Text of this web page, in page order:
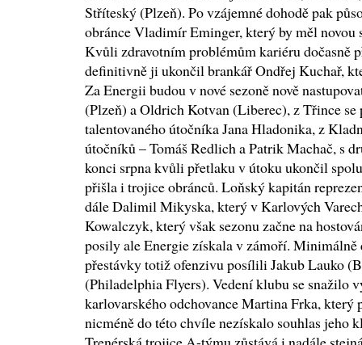
Stříteský (Plzeň). Po vzájemné dohodě pak
obránce Vladimír Eminger, který by měl novou
Kvůli zdravotním problémům kariéru dočasně
definitivně ji ukončil brankář Ondřej Kuchař,
Za Energii budou v nové sezoně nově
(Plzeň) a Oldrich Kotvan (Liberec), z Třince
talentovaného útočníka Jana Hladonika, z
útočníků – Tomáš Redlich a Patrik Machač, s
konci srpna kvůli přetlaku v útoku ukončil
přišla i trojice obránců. Loňský kapitán
dále Dalimil Mikyska, který v Karlových
Kowalczyk, který však sezonu začne na
posily ale Energie získala v zámoří. Minimálně
přestávky totiž ofenzivu posílili Jakub Lauko
(Philadelphia Flyers). Vedení klubu se snažilo
karlovarského odchovance Martina Frka, který
nicméně do této chvíle nezískalo souhlas jeho